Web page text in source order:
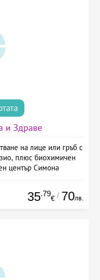
и Здраве
на лице или гръб с
плюс биохимичен
център Симона
35.79
€ / 70лв.